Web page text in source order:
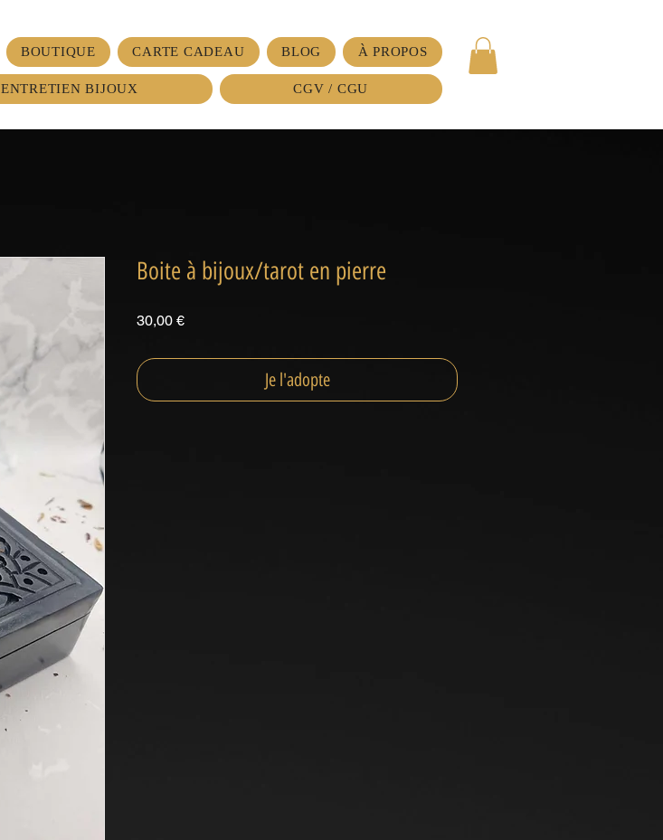
BOUTIQUE CARTE CADEAU BLOG À PROPOS
ENTRETIEN BIJOUX CGV / CGU
Boite à bijoux/tarot en pierre
30,00 €Prix
Je l'adopte